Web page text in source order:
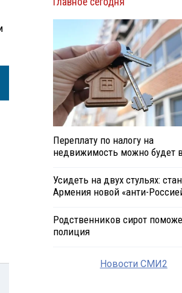
Переплату по налогу на
недвижимость можно будет
Усидеть на двух стульях:
Армения новой «анти-
Родственников сирот
полиция
Новости СМИ2